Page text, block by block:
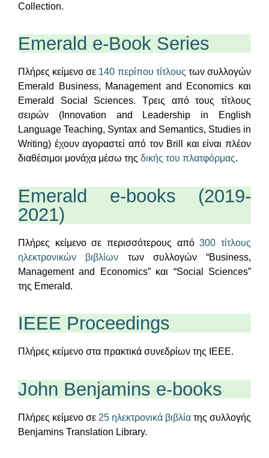
Collection.
Emerald e-Book Series
Πλήρες κείμενο σε 140 περίπου τίτλους των συλλογών
Emerald Business, Management and Economics και
Emerald Social Sciences. Τρεις από τους τίτλους
σειρών (Innovation and Leadership in English
Language Teaching, Syntax and Semantics, Studies in
Writing) έχουν αγοραστεί από τον Brill και είναι πλέον
διαθέσιμοι μονάχα μέσω της δικής του πλατφόρμας.
Emerald e-books (2019-
2021)
Πλήρες κείμενο σε περισσότερους από300 τίτλους
ηλεκτρονικών βιβλίων των συλλογών “Business,
Management and Economics” και “Social Sciences”
της Emerald.
IEEE Proceedings
Πλήρες κείμενο στα πρακτικά συνεδρίων της IEEE.
John Benjamins e-books
Πλήρες κείμενο σε 25 ηλεκτρονικά βιβλία της συλλογής
Benjamins Translation Library.